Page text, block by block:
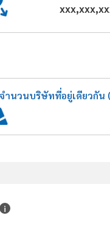
จำนวนบริษัทที่อยู่เดียวกัน